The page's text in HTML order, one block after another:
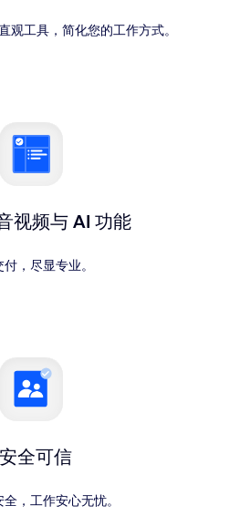
观工具，简化您的工作方式。
视频与 AI 功能
，尽显专业。
安全可信
，工作安心无忧。